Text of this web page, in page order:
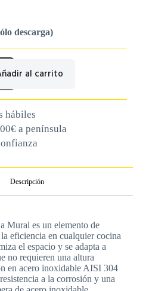
descarga)
al carrito
hábiles
a península
Descripción
Mural es un elemento de
eficiencia en cualquier cocina
el espacio y se adapta a
no requieren una altura
en acero inoxidable AISI 304
a la corrosión y una